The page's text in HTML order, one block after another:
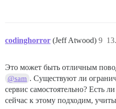
codinghorror (Jeff Atwood) 9
Это может быть отличным
@sam . Существуют ли
сервис самостоятельно? Есть
сейчас к этому подходим,